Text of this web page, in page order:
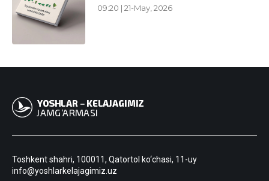
09:20 | 21-May, 2026
Toshkent shahri, 100011, Qatortol ko‘chasi, 11-uy
info@yoshlarkelajagimiz.uz